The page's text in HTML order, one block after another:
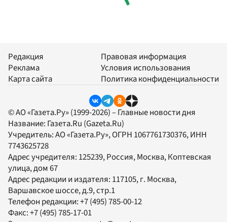
Редакция
Реклама
Карта сайта
Правовая информация
Условия использования
Политика конфиденциальности
© АО «Газета.Ру» (1999-2026) – Главные новости дня
Название: Газета.Ru (Gazeta.Ru)
Учредитель:АО «Газета.Ру», ОГРН 1067761730376, ИНН
7743625728
Адрес учредителя: 125239, Россия, Москва, Коптевская
улица, дом 67
Адрес редакции и издателя: 117105, г. Москва,
Варшавское шоссе, д.9, стр.1
Телефон редакции:+7 (495) 785-00-12
Факс:+7 (495) 785-17-01